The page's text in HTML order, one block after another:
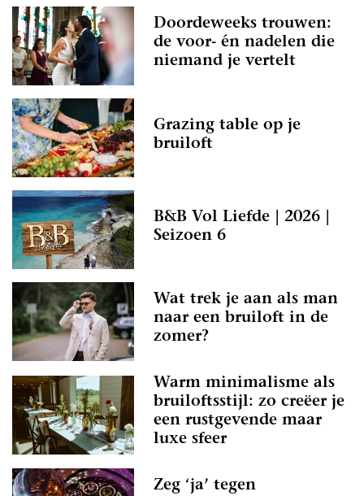
Doordeweeks trouwen:
de voor- én nadelen die
niemand je vertelt
Grazing table op je
bruiloft
B&B Vol Liefde | 2026 |
Seizoen 6
Wat trek je aan als man
naar een bruiloft in de
zomer?
Warm minimalisme als
bruiloftsstijl: zo creëer je
een rustgevende maar
luxe sfeer
Zeg ‘ja’ tegen